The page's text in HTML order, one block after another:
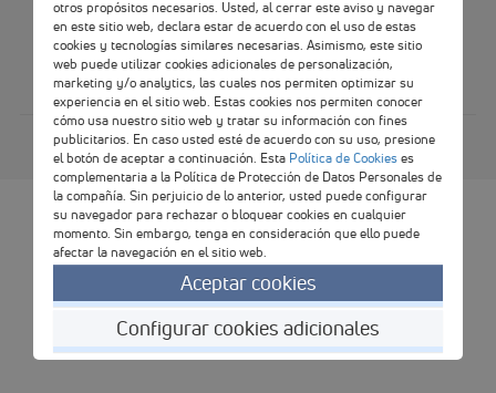
Libro de
reclamaciones
Formas de pago
Comprobantes electrónicos
GRUPOFE HOLDING SOCIEDAD COMERCIAL DE RESPONSABILIDAD
LIMITADA - RUC: 20101976867
TODOS LOS DERECHOS RESERVADOS 2020
otros propósitos necesarios. Usted, al cerrar este aviso y navegar
en este sitio web, declara estar de acuerdo con el uso de estas
cookies y tecnologías similares necesarias. Asimismo, este sitio
web puede utilizar cookies adicionales de personalización,
marketing y/o analytics, las cuales nos permiten optimizar su
experiencia en el sitio web. Estas cookies nos permiten conocer
cómo usa nuestro sitio web y tratar su información con fines
publicitarios. En caso usted esté de acuerdo con su uso, presione
el botón de aceptar a continuación. Esta Política de Cookies es
complementaria a la Política de Protección de Datos Personales de
la compañía. Sin perjuicio de lo anterior, usted puede configurar
su navegador para rechazar o bloquear cookies en cualquier
momento. Sin embargo, tenga en consideración que ello puede
afectar la navegación en el sitio web.
Aceptar cookies
Configurar cookies adicionales